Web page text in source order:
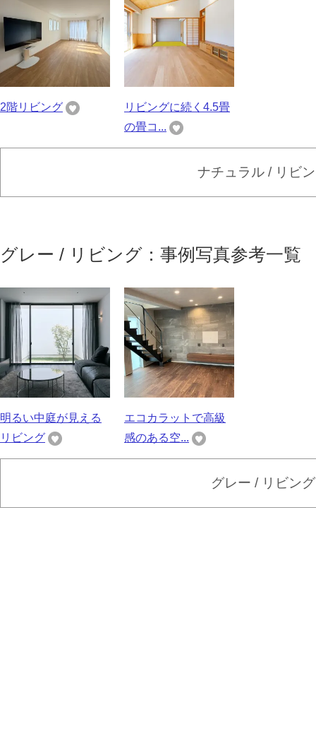
2階リビング
リビングに続く4.5畳
の畳コ...
ナチュラル / リビ
グレー / リビング：事例写真参考一覧
明るい中庭が見える
リビング
エコカラットで高級
感のある空...
グレー / リビン